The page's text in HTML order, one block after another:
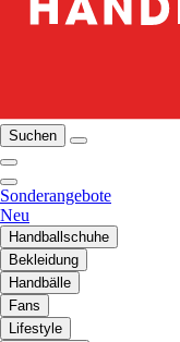
Suchen
Sonderangebote
Neu
Handballschuhe
Bekleidung
Handbälle
Fans
Lifestyle